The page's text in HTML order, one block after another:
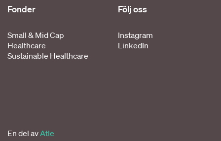
Fonder
Small & Mid Cap
Healthcare
Sustainable Healthcare
Följ oss
Instagram
LinkedIn
En del av Atle